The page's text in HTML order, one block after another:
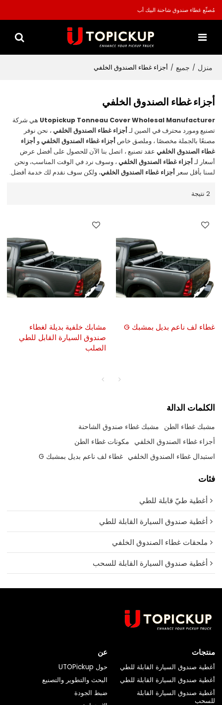
مُصنِّع غطاء صندوق شاحنة البيك أب
منزل / جميع / أجزاء غطاء الصندوق الخلفي
أجزاء غطاء الصندوق الخلفي
Utopickup Tonneau Cover Wholesal Manufacturer هي شركة
تصنيع ومورد محترف في الصين لـأجزاء غطاء الصندوق الخلفي ، نحن نوفر
مصنعًا بالجملة مخصصًا ، وملصق خاصأجزاء غطاء الصندوق الخلفيوأجزاء
غطاء الصندوق الخلفي عقد تصنيع ، اتصل بنا الآن للحصول على أفضل عرض
أسعار لـأجزاء غطاء الصندوق الخلفي ، وسوف نرد في الوقت المناسب، ونحن
لسنا بأقل سعرأجزاء غطاء الصندوق الخلفي، ولكن سوف نقدم لك خدمة أفضل.
2 نتيجة
غطاء لف ناعم بديل بمشبك G
مشابك خلفية بديلة لغطاء
صندوق السيارة القابل للطي
الصلب
الكلمات الدالة
مشبك غطاء الطن مشبك غطاء صندوق الشاحنة
أجزاء غطاء الصندوق الخلفي مكونات غطاء الطن
استبدال غطاء الصندوق الخلفي غطاء لف ناعم بديل بمشبك G
فئات
أغطية طيّ قابلة للطي
أغطية صندوق السيارة القابلة للطي
ملحقات غطاء الصندوق الخلفي
أغطية صندوق السيارة القابلة للسحب
منتجات
أغطية صندوق السيارة القابلة للطي
أغطية صندوق السيارة القابلة للطي
أغطية صندوق السيارة القابلة
للسحب
عن
حول UTOPickup
البحث والتطوير والتصنيع
ضبط الجودة